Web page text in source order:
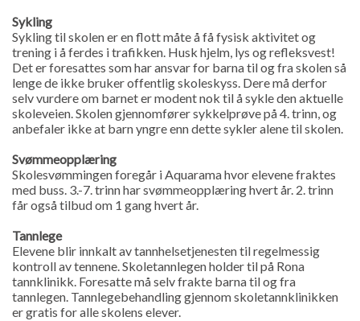
Sykling
Sykling til skolen er en flott måte å få fysisk aktivitet og
trening i å ferdes i trafikken. Husk hjelm, lys og refleksvest!
Det er foresattes som har ansvar for barna til og fra skolen så
lenge de ikke bruker offentlig skoleskyss. Dere må derfor
selv vurdere om barnet er modent nok til å sykle den aktuelle
skoleveien. Skolen gjennomfører sykkelprøve på 4. trinn, og
anbefaler ikke at barn yngre enn dette sykler alene til skolen.
Svømmeopplæring
Skolesvømmingen foregår i Aquarama hvor elevene fraktes
med buss. 3.-7. trinn har svømmeopplæring hvert år. 2. trinn
får også tilbud om 1 gang hvert år.
Tannlege
Elevene blir innkalt av tannhelsetjenesten til regelmessig
kontroll av tennene. Skoletannlegen holder til på Rona
tannklinikk. Foresatte må selv frakte barna til og fra
tannlegen. Tannlegebehandling gjennom skoletannklinikken
er gratis for alle skolens elever.